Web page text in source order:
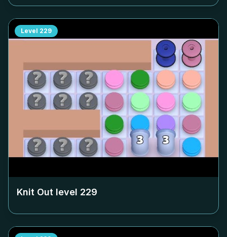
Level 229
Knit Out level 229